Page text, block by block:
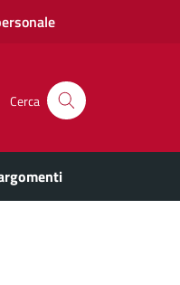
Cerca